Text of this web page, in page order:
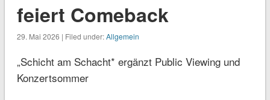
feiert Comeback
29. Mai 2026 | Filed under:Allgemein
„Schicht am Schacht* ergänzt Public Viewing und
Konzertsommer